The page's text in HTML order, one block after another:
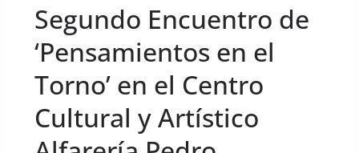
Segundo Encuentro de
‘Pensamientos en el
Torno’ en el Centro
Cultural y Artístico